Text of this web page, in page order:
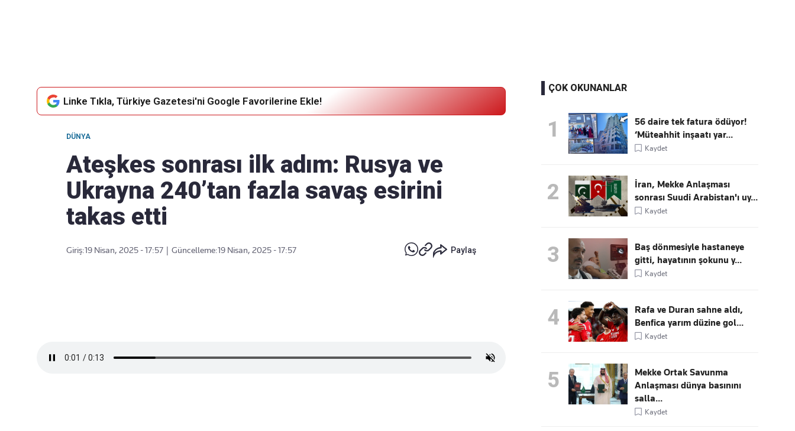
Linke Tıkla, Türkiye Gazetesi'ni Google Favorilerine Ekle!
DÜNYA
Ateşkes sonrası ilk adım: Rusya ve
Ukrayna 240’tan fazla savaş esirini
takas etti
Giriş:19 Nisan, 2025 - 17:57 Güncelleme:19 Nisan, 2025 - 17:57 Paylaş
ÇOK OKUNANLAR
1
56 daire tek fatura ödüyor!
‘Müteahhit inşaatı yar...
Kaydet
2
İran, Mekke Anlaşması
sonrası Suudi Arabistan'ı uy...
Kaydet
3
Baş dönmesiyle hastaneye
gitti, hayatının şokunu y...
Kaydet
4
Rafa ve Duran sahne aldı,
Benfica yarım düzine gol...
Kaydet
5
Mekke Ortak Savunma
Anlaşması dünya basınını
salla...
Kaydet